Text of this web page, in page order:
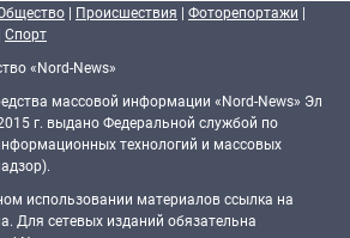
| Происшествия | Фоторепортажи |
Спорт
«Nord-News»
массовой информации «Nord-News» Эл
г. выдано Федеральной службой по
технологий и массовых
использовании материалов ссылка на
Для сетевых изданий обязательна